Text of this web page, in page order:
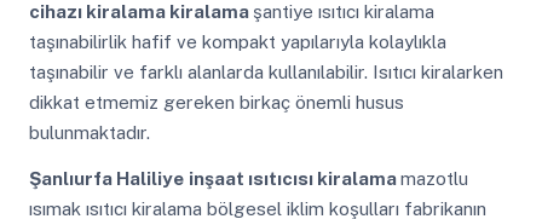
cihazı kiralama kiralama şantiye ısıtıcı kiralama
taşınabilirlik hafif ve kompakt yapılarıyla kolaylıkla
taşınabilir ve farklı alanlarda kullanılabilir. Isıtıcı kiralarken
dikkat etmemiz gereken birkaç önemli husus
bulunmaktadır.
Şanlıurfa Haliliye inşaat ısıtıcısı kiralamamazotlu
ısımak ısıtıcı kiralama bölgesel iklim koşulları fabrikanın